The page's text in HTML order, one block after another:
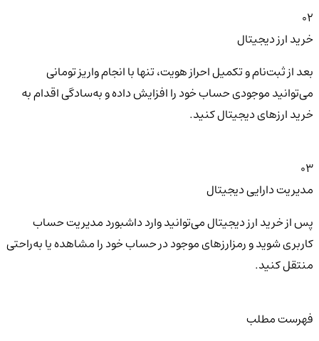
02
خرید ارز دیجیتال
بعد از ثبت‌نام و تکمیل احراز هویت، تنها با انجام واریز تومانی
می‌توانید موجودی حساب خود را افزایش داده و به‌سادگی اقدام به
خرید ارزهای دیجیتال کنید.
03
مدیریت دارایی دیجیتال
پس از خرید ارز دیجیتال می‌توانید وارد داشبورد مدیریت حساب
کاربری شوید و رمزارزهای موجود در حساب خود را مشاهده یا به‌راحتی
منتقل کنید.
فهرست مطلب